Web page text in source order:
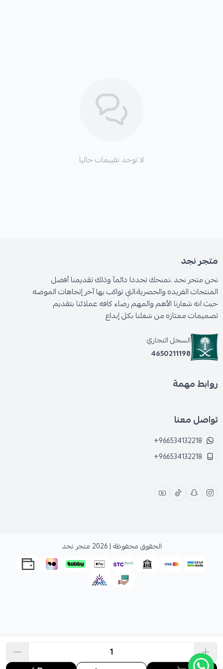
لا توجد تقييمات حاليا
متجر نجد
نحن متجر نجد ،نمنحك تجددا دائمآ وذلك تقديمنا أفضل
المنتجات الفريده والحصرية،التي تواكب بها آخر إتجاهات الموضه
حيث انه شعارنا الأهم والمهم رضاء كافه عملائنا بتقديم
تصميمات ممتازه من شغلنا بكل إبداع
السجل التجاري
4650211198
روابط مهمة
تواصل معنا
+966534132218
+966534132218
الحقوق محفوظة | 2026 متجر نجد